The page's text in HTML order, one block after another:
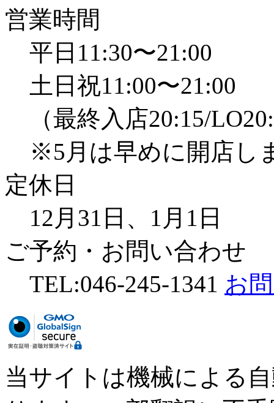
営業時間
平日11:30〜21:00
土日祝11:00〜21:00
（最終入店20:15/
※5月は早めに開店し
定休日
12月31日、1月1日
ご予約・お問い合わせ
TEL:046-245-1341 お
当サイトは機械による